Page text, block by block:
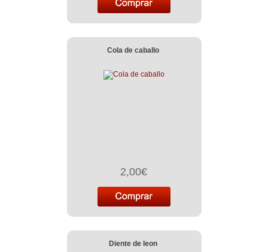
Cola de caballo
2,00€
Diente de leon